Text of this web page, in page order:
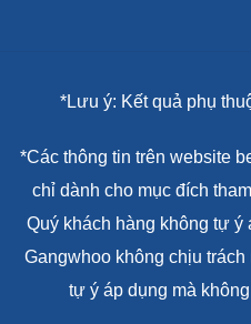
*Lưu ý: Kết quả phụ
*Các thông tin trên website
chỉ dành cho mục đích
Quý khách hàng không tự ý
Gangwhoo không chịu
tự ý áp dụng mà